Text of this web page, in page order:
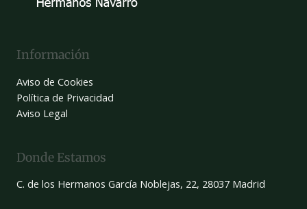
Información
Aviso de Cookies
Política de Privacidad
Aviso Legal
Donde Estamos
C. de los Hermanos García Noblejas, 22, 28037 Madrid